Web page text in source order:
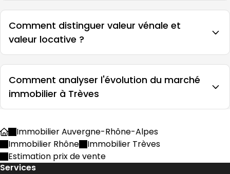
Comment distinguer valeur vénale et
valeur locative ?
Comment analyser l'évolution du marché
immobilier à Trèves
AccueilImmobilier Auvergne-Rhône-Alpes
Immobilier Rhône
Immobilier Trèves
Estimation prix de vente
Services